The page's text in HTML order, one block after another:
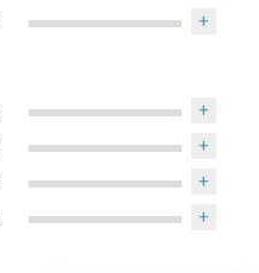
+
+
+
+
+